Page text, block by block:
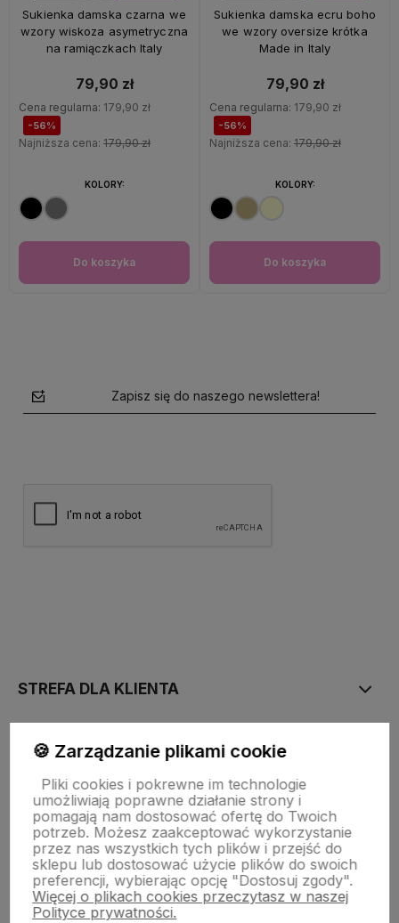
Sukienka damska czarna we
wzory wiskoza asymetryczna
na ramiączkach Italy
79,90 zł
Cena regularna: 179,90 zł
-56%
Najniższa cena: 179,90 zł
Do koszyka
KOLORY:
Sukienka damska ecru boho
we wzory oversize krótka
Made in Italy
79,90 zł
Cena regularna: 179,90 zł
-56%
Najniższa cena: 179,90 zł
Do koszyka
KOLORY:
Zapisz się do naszego newslettera!
STREFA DLA KLIENTA
PŁATNOŚĆ I DOSTAWA
STRONY INFORMACYJNE
POMOC DLA KLIENTA
🍪 Zarządzanie plikami cookie
Pliki cookies i pokrewne im technologie
umożliwiają poprawne działanie strony i
pomagają nam dostosować ofertę do Twoich
potrzeb. Możesz zaakceptować wykorzystanie
przez nas wszystkich tych plików i przejść do
sklepu lub dostosować użycie plików do swoich
preferencji, wybierając opcję "Dostosuj zgody".
Więcej o plikach cookies przeczytasz w naszej
Polityce prywatności.